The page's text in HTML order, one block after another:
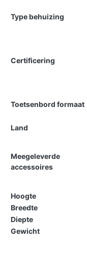
Type behuizing
Certificering
Toetsenbord formaat
Land
Meegeleverde
accessoires
Hoogte
Breedte
Diepte
Gewicht